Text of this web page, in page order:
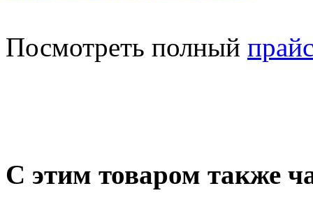
Посмотреть полный
С этим товаром также